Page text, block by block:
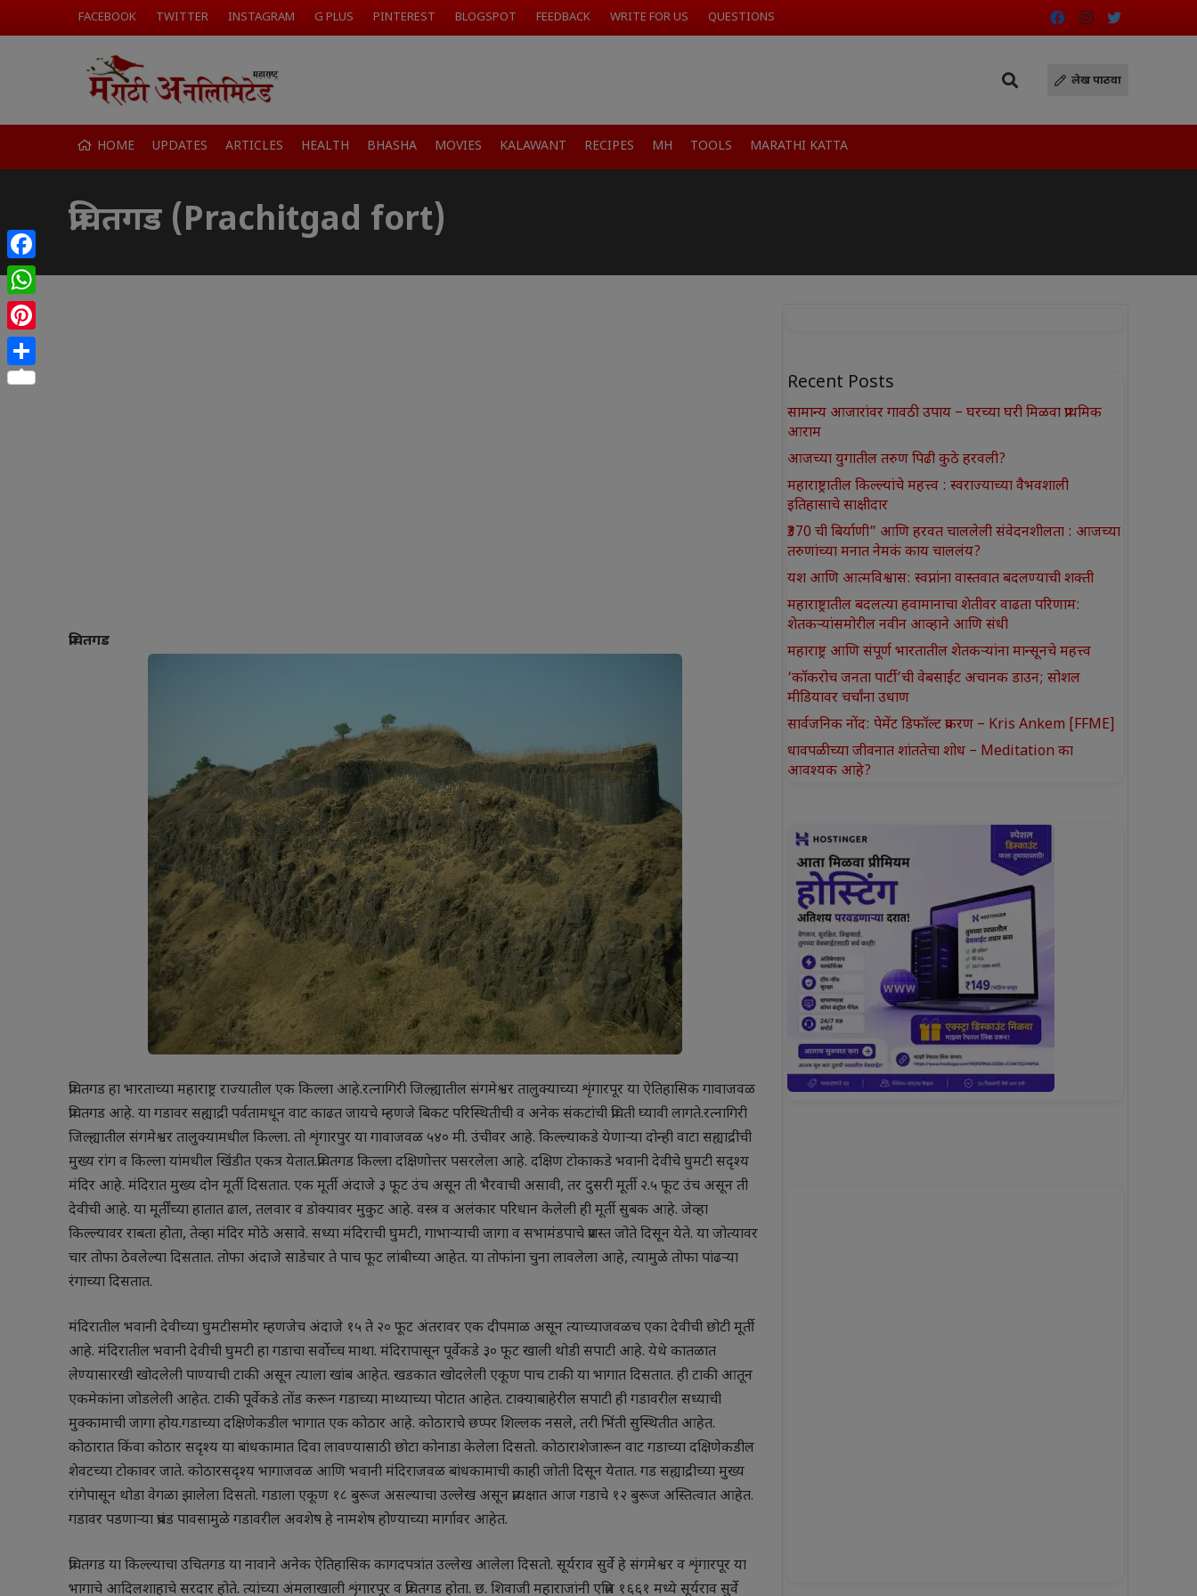
FACEBOOK TWITTER INSTAGRAM G PLUS PINTEREST BLOGSPOT FEEDBACK WRITE FOR US QUESTIONS
लेख पाठवा
HOME UPDATES ARTICLES HEALTH BHASHA MOVIES KALAWANT RECIPES MH TOOLS MARATHI KATTA
प्रचितगड (Prachitgad fort)
प्रचितगड
प्रचितगड हा भारताच्या महाराष्ट्र राज्यातील एक किल्ला आहे.रत्नागिरी जिल्ह्यातील संगमेश्वर तालुक्याच्या शृंगारपूर या ऐतिहासिक गावाजवळ
प्रचितगड आहे. या गडावर सह्याद्री पर्वतामधून वाट काढत जायचे म्हणजे बिकट परिस्थितीची व अनेक संकटांची प्रचिती घ्यावी लागते.रत्नागिरी
जिल्ह्यातील संगमेश्वर तालुक्यामधील किल्ला. तो शृंगारपुर या गावाजवळ ५४० मी. उंचीवर आहे. किल्ल्याकडे येणाऱ्या दोन्ही वाटा सह्याद्रीची
मुख्य रांग व किल्ला यांमधील खिंडीत एकत्र येतात.प्रचितगड किल्ला दक्षिणोत्तर पसरलेला आहे. दक्षिण टोकाकडे भवानी देवीचे घुमटी सदृश्य
मंदिर आहे. मंदिरात मुख्य दोन मूर्ती दिसतात. एक मूर्ती अंदाजे ३ फूट उंच असून ती भैरवाची असावी, तर दुसरी मूर्ती २.५ फूट उंच असून ती
देवीची आहे. या मूर्तींच्या हातात ढाल, तलवार व डोक्यावर मुकुट आहे. वस्त्र व अलंकार परिधान केलेली ही मूर्ती सुबक आहे. जेव्हा
किल्ल्यावर राबता होता, तेव्हा मंदिर मोठे असावे. सध्या मंदिराची घुमटी, गाभाऱ्याची जागा व सभामंडपाचे प्रशस्त जोते दिसून येते. या जोत्यावर
चार तोफा ठेवलेल्या दिसतात. तोफा अंदाजे साडेचार ते पाच फूट लांबीच्या आहेत. या तोफांना चुना लावलेला आहे, त्यामुळे तोफा पांढर्‍या
रंगाच्या दिसतात.
मंदिरातील भवानी देवीच्या घुमटीसमोर म्हणजेच अंदाजे १५ ते २० फूट अंतरावर एक दीपमाळ असून त्याच्याजवळच एका देवीची छोटी मूर्ती
आहे. मंदिरातील भवानी देवीची घुमटी हा गडाचा सर्वोच्च माथा. मंदिरापासून पूर्वेकडे ३० फूट खाली थोडी सपाटी आहे. येथे कातळात
लेण्यासारखी खोदलेली पाण्याची टाकी असून त्याला खांब आहेत. खडकात खोदलेली एकूण पाच टाकी या भागात दिसतात. ही टाकी आतून
एकमेकांना जोडलेली आहेत. टाकी पूर्वेकडे तोंड करून गडाच्या माथ्याच्या पोटात आहेत. टाक्याबाहेरील सपाटी ही गडावरील सध्याची
मुक्कामाची जागा होय.गडाच्या दक्षिणेकडील भागात एक कोठार आहे. कोठाराचे छप्पर शिल्लक नसले, तरी भिंती सुस्थितीत आहेत.
कोठारात किंवा कोठार सदृश्य या बांधकामात दिवा लावण्यासाठी छोटा कोनाडा केलेला दिसतो. कोठाराशेजारून वाट गडाच्या दक्षिणेकडील
शेवटच्या टोकावर जाते. कोठारसदृश्य भागाजवळ आणि भवानी मंदिराजवळ बांधकामाची काही जोती दिसून येतात. गड सह्याद्रीच्या मुख्य
रांगेपासून थोडा वेगळा झालेला दिसतो. गडाला एकूण १८ बुरूज असल्याचा उल्लेख असून प्रत्यक्षात आज गडाचे १२ बुरूज अस्तित्वात आहेत.
गडावर पडणाऱ्या प्रचंड पावसामुळे गडावरील अवशेष हे नामशेष होण्याच्या मार्गावर आहेत.
प्रचितगड या किल्ल्याचा उचितगड या नावाने अनेक ऐतिहासिक कागदपत्रांत उल्लेख आलेला दिसतो. सूर्यराव सुर्वे हे संगमेश्वर व शृंगारपूर या
भागाचे आदिलशाहाचे सरदार होते. त्यांच्या अंमलाखाली शृंगारपूर व प्रचितगड होता. छ. शिवाजी महाराजांनी एप्रिल १६६१ मध्ये सूर्यराव सुर्वे
Recent Posts
सामान्य आजारांवर गावठी उपाय – घरच्या घरी मिळवा प्राथमिक
आराम
आजच्या युगातील तरुण पिढी कुठे हरवली?
महाराष्ट्रातील किल्ल्यांचे महत्त्व : स्वराज्याच्या वैभवशाली
इतिहासाचे साक्षीदार
₹370 ची बिर्याणी” आणि हरवत चाललेली संवेदनशीलता : आजच्या
तरुणांच्या मनात नेमकं काय चाललंय?
यश आणि आत्मविश्वास: स्वप्नांना वास्तवात बदलण्याची शक्ती
महाराष्ट्रातील बदलत्या हवामानाचा शेतीवर वाढता परिणाम:
शेतकऱ्यांसमोरील नवीन आव्हाने आणि संधी
महाराष्ट्र आणि संपूर्ण भारतातील शेतकऱ्यांना मान्सूनचे महत्त्व
‘कॉकरोच जनता पार्टी’ची वेबसाईट अचानक डाउन; सोशल
मीडियावर चर्चांना उधाण
सार्वजनिक नोंद: पेमेंट डिफॉल्ट प्रकरण – Kris Ankem [FFME]
धावपळीच्या जीवनात शांततेचा शोध – Meditation का
आवश्यक आहे?
Facebook
WhatsApp
Pinterest
Share